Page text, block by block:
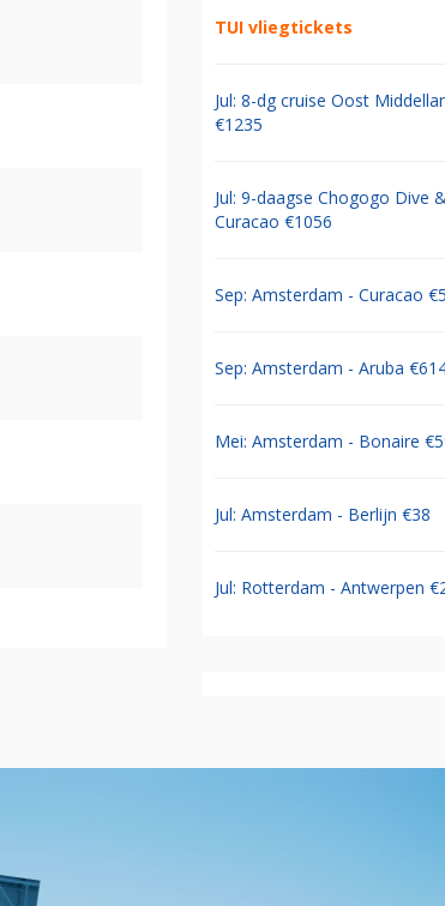
TUI vliegtickets
Jul: 8-dg cruise Oost
€1235
Jul: 9-daagse Chogogo Dive
Curacao €1056
Sep: Amsterdam - Curacao
Sep: Amsterdam - Aruba
Mei: Amsterdam - Bonaire
Jul: Amsterdam - Berlijn €38
Jul: Rotterdam - Antwerpen